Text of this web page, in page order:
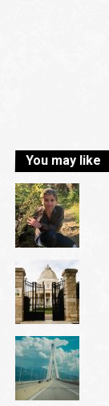
You may like